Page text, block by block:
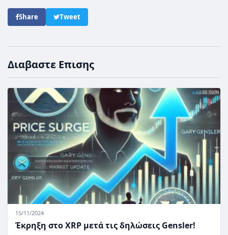
Share Tweet
Διαβαστε Επισης
15/11/2024
Έκρηξη στο XRP μετά τις δηλώσεις Gensler!